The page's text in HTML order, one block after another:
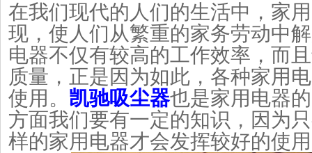
在我们现代的人们的生活中，家
现，使人们从繁重的家务劳动中
电器不仅有较高的工作效率，而
质量，正是因为如此，各种家用
使用。 凯驰吸尘器也是家用电器
方面我们要有一定的知识，因为
样的家用电器才会发挥较好的使